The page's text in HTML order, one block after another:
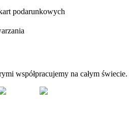
podarunkowych
współpracujemy na całym świecie.